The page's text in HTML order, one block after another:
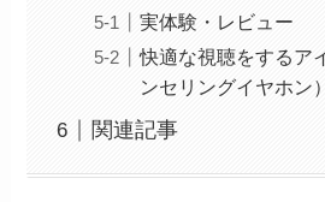
実体験・レビュー
快適な視聴をするア
ンセリングイヤホン）
関連記事